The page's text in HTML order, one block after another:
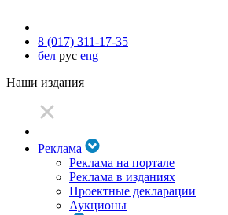
8 (017) 311-17-35
бел рус eng
Наши издания
Реклама
Реклама на портале
Реклама в изданиях
Проектные декларации
Аукционы